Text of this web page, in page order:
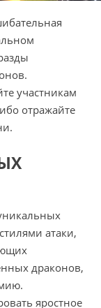
участникам
отражайте
атаки,
драконов,
яростное